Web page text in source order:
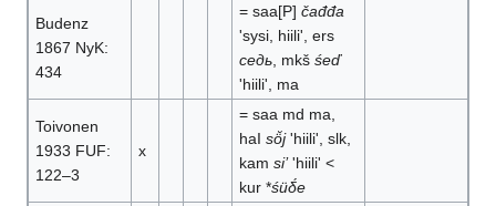
Budenz
1867 NyK:
434
= saa[P] čađđa
'sysi, hiili', ers
седь, mkš śeď
'hiili', ma
Toivonen
1933 FUF:
122–3
x
= saa md ma,
haI sö̆j'hiili', slk,
kam si’'hiili' <
kur *śüδ́e